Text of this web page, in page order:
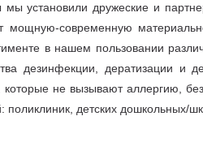
установили дружеские и
современную
в нашем пользовании
дезинфекции, дератизации и
не вызывают аллергию,
детских дошкольных/